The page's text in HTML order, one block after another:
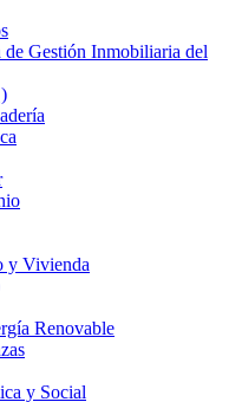
de Gestión Inmobiliaria del
y Vivienda
Renovable
y Social